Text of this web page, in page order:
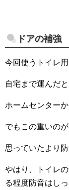
ドアの補強
今回使うトイレ
自宅まで運んだ
ホームセンター
でもこの重いのが
思っていたより
やはり、トイレ
る程度防音はし